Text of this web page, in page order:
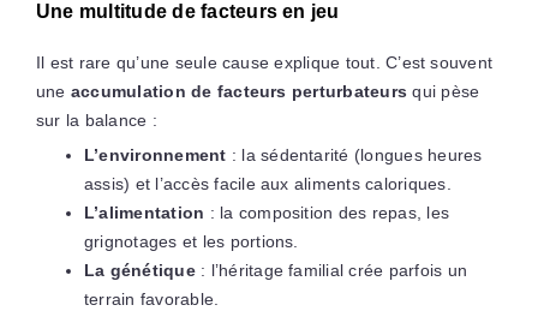
Une multitude de facteurs en jeu
Il est rare qu’une seule cause explique tout. C’est souvent
une accumulation de facteurs perturbateurs qui pèse
sur la balance :
L’environnement : la sédentarité (longues heures
assis) et l’accès facile aux aliments caloriques.
L’alimentation : la composition des repas, les
grignotages et les portions.
La génétique: l’héritage familial crée parfois un
terrain favorable.